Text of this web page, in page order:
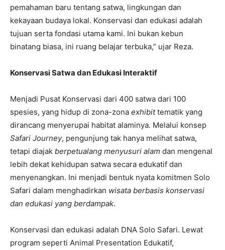
pemahaman baru tentang satwa, lingkungan dan
kekayaan budaya lokal. Konservasi dan edukasi adalah
tujuan serta fondasi utama kami. Ini bukan kebun
binatang biasa, ini ruang belajar terbuka,” ujar Reza.
Konservasi Satwa dan Edukasi Interaktif
Menjadi Pusat Konservasi dari 400 satwa dari 100
spesies, yang hidup di zona-zona exhibittematik yang
dirancang menyerupai habitat alaminya. Melalui konsep
Safari Journey, pengunjung tak hanya melihat satwa,
tetapi diajak berpetualang menyusuri alam dan mengenal
lebih dekat kehidupan satwa secara edukatif dan
menyenangkan. Ini menjadi bentuk nyata komitmen Solo
Safari dalam menghadirkan wisata berbasis konservasi
dan edukasi yang berdampak.
Konservasi dan edukasi adalah DNA Solo Safari. Lewat
program seperti Animal Presentation Edukatif,